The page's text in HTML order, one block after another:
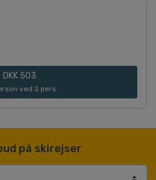
DKK 503
ved 2 pers.
på skirejser